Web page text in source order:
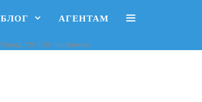
БЛОГ АГЕНТАМ
Понад 120 000 напрямків.